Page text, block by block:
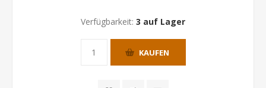
Verfügbarkeit: 3 auf Lager
KAUFEN